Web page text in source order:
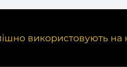
використовують на